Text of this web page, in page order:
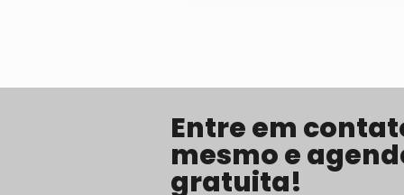
Entre em
mesmo e
gratuita!